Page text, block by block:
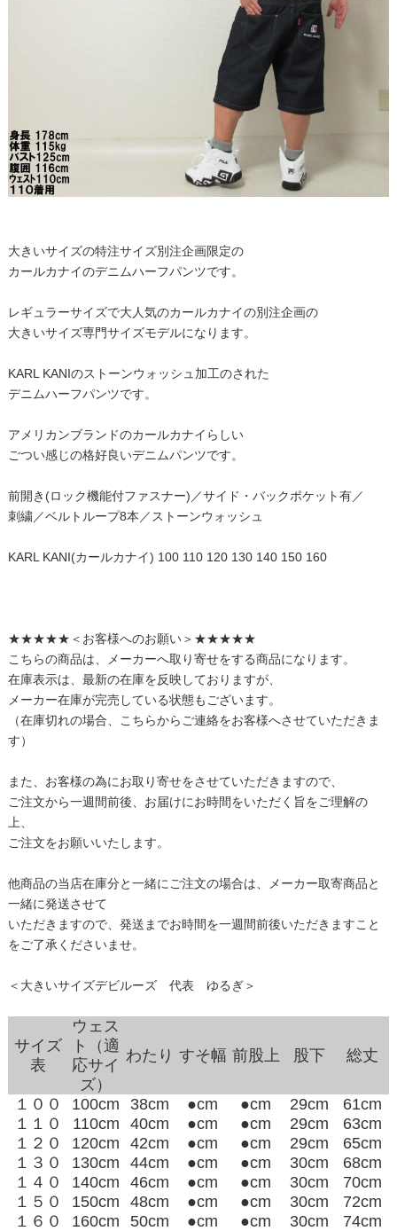
大きいサイズの特注サイズ別注企画限定の
カールカナイのデニムハーフパンツです。
レギュラーサイズで大人気のカールカナイの別注企画の
大きいサイズ専門サイズモデルになります。
KARL KANIのストーンウォッシュ加工のされた
デニムハーフパンツです。
アメリカンブランドのカールカナイらしい
ごつい感じの格好良いデニムパンツです。
前開き(ロック機能付ファスナー)／サイド・バックポケット有／
刺繍／ベルトループ8本／ストーンウォッシュ
KARL KANI(カールカナイ) 100 110 120 130 140 150 160
★★★★★＜お客様へのお願い＞★★★★★
こちらの商品は、メーカーへ取り寄せをする商品になります。
在庫表示は、最新の在庫を反映しておりますが、
メーカー在庫が完売している状態もございます。
（在庫切れの場合、こちらからご連絡をお客様へさせていただきま
す）
また、お客様の為にお取り寄せをさせていただきますので、
ご注文から一週間前後、お届けにお時間をいただく旨をご理解の
上、
ご注文をお願いいたします。
他商品の当店在庫分と一緒にご注文の場合は、メーカー取寄商品と
一緒に発送させて
いただきますので、発送までお時間を一週間前後いただきますこと
をご了承くださいませ。
＜大きいサイズデビルーズ 代表 ゆるぎ＞
サイズ
表
ウェス
ト（適
応サイ
ズ）
わたり すそ幅 前股上 股下 総丈
１００ 100cm 38cm ●cm ●cm 29cm
61cm
１１０
110cm 40cm ●cm ●cm 29cm
63cm
１２０
120cm 42cm ●cm ●cm 29cm
65cm
１３０
130cm 44cm ●cm ●cm 30cm
68cm
１４０
140cm 46cm ●cm ●cm 30cm
70cm
１５０
150cm 48cm ●cm ●cm 30cm
72cm
１６０
160cm 50cm ●cm ●cm 30cm 74cm